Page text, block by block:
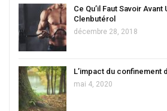
Ce Qu’il Faut Savoir Avant
Clenbutérol
décembre 28, 2018
L’impact du
mai 4, 2020